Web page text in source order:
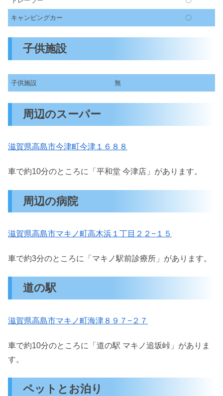
キャンピングカー 〇
子供施設
子供施設 無
周辺のスーパー
滋賀県高島市今津町今津１６８８
車で約10分のところに「平和堂 今津店」があります。
周辺の病院
滋賀県高島市マキノ町高木浜１丁目２２−１５
車で約3分のところに「マキノ駅前診療所」があります。
道の駅
滋賀県高島市マキノ町海津８９７−２７
車で約10分のところに「道の駅 マキノ追坂峠」がありま
す。
ペットとお泊り